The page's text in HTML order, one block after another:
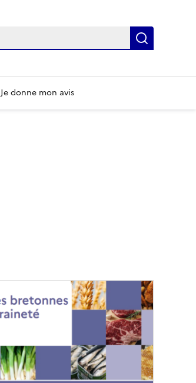
Je donne mon avis